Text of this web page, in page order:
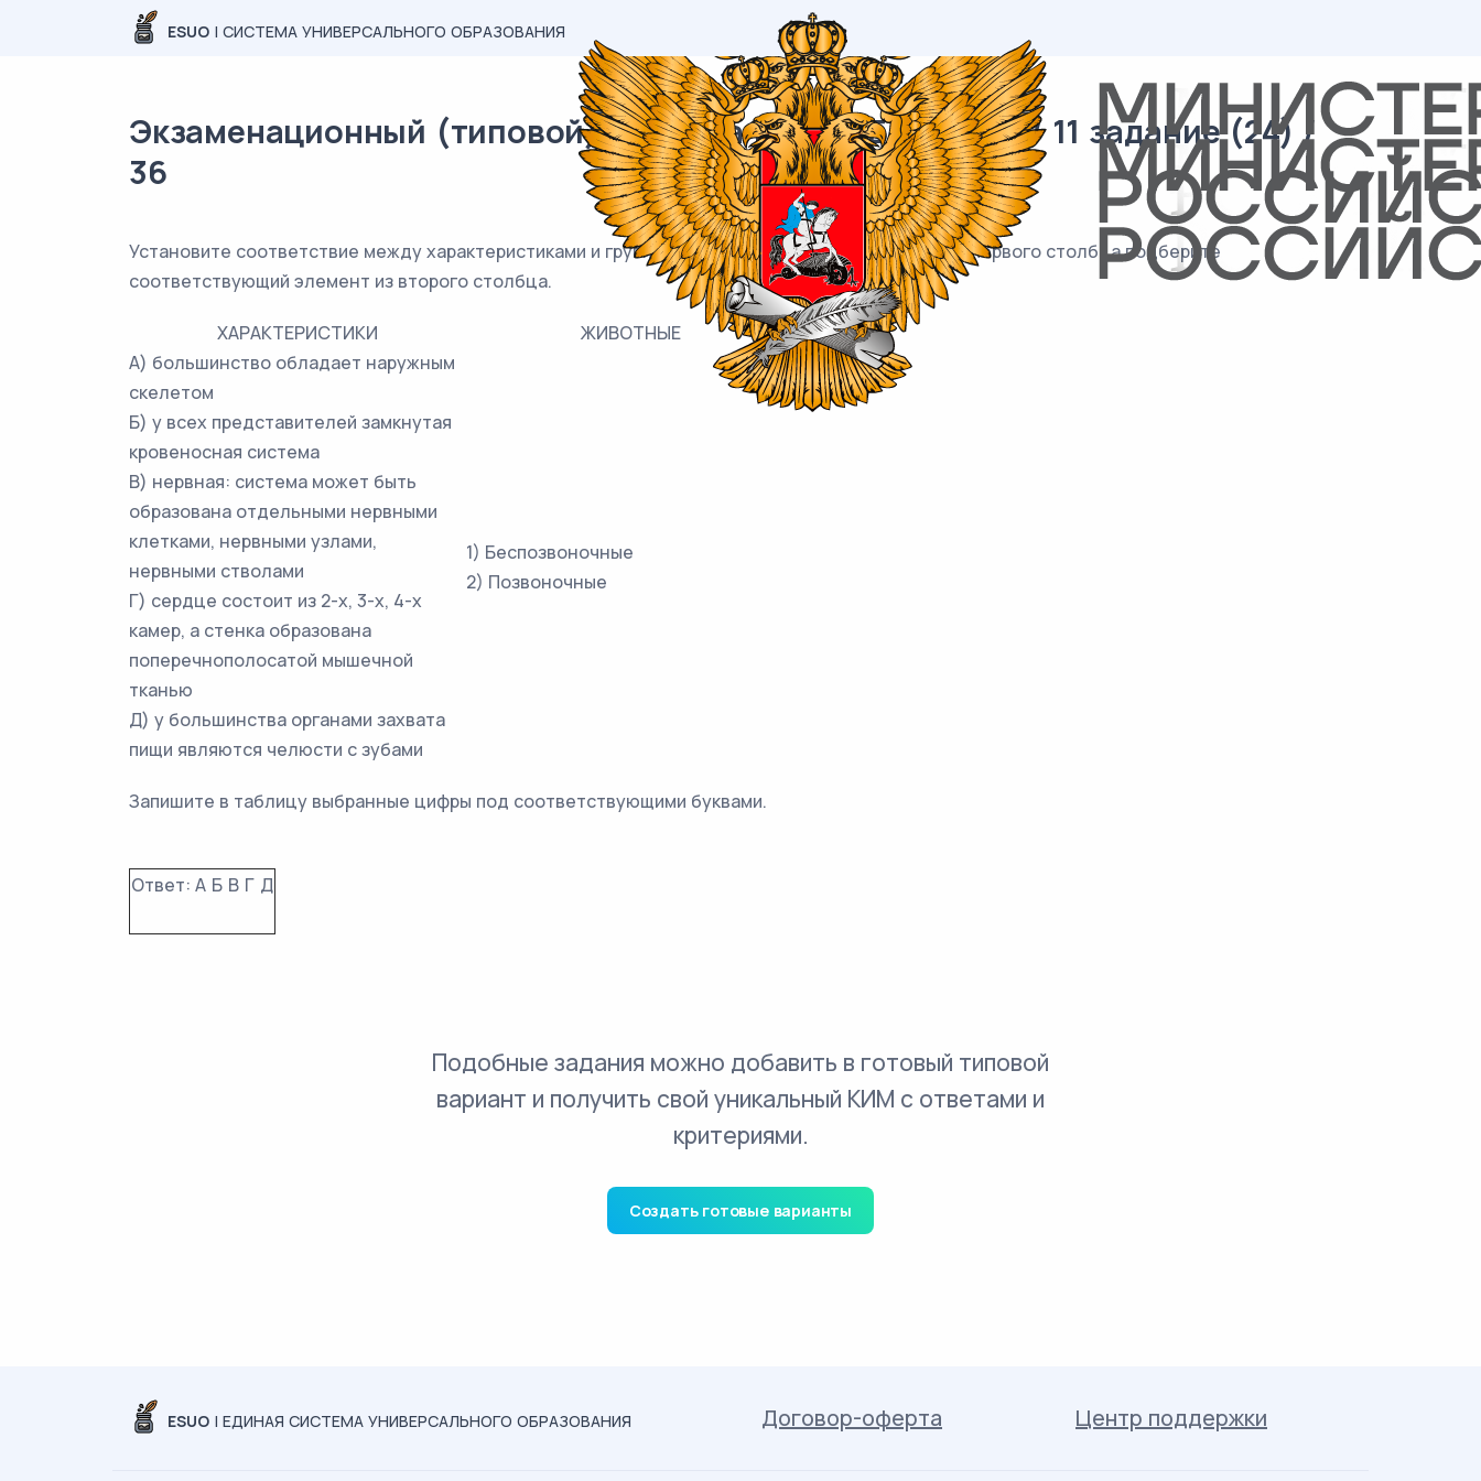
ESUO | СИСТЕМА УНИВЕРСАЛЬНОГО ОБРАЗОВАНИЯ
Экзаменационный (типовой) материал ОГЭ / Биология / 11 задание (24) /
36
Установите соответствие между характеристиками и группами животных: к каждому элементу первого столбца подберите
соответствующий элемент из второго столбца.
ХАРАКТЕРИСТИКИ
ЖИВОТНЫЕ
А) большинство обладает наружным
скелетом
Б) у всех представителей замкнутая
кровеносная система
В) нервная: система может быть
образована отдельными нервными
клетками, нервными узлами,
нервными стволами
Г) сердце состоит из 2-х, 3-х, 4-х
камер, а стенка образована
поперечнополосатой мышечной
тканью
Д) у большинства органами захвата
пищи являются челюсти с зубами
1) Беспозвоночные
2) Позвоночные
Запишите в таблицу выбранные цифры под соответствующими буквами.
Ответ: А Б В Г Д
Подобные задания можно добавить в готовый типовой
вариант и получить свой уникальный КИМ с ответами и
критериями.
Создать готовые варианты
ESUO | ЕДИНАЯ СИСТЕМА УНИВЕРСАЛЬНОГО ОБРАЗОВАНИЯ Договор-оферта Центр поддержки